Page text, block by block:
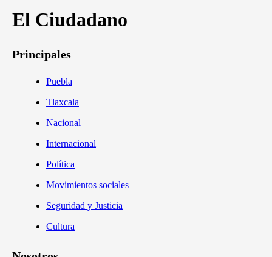
El Ciudadano
Principales
Puebla
Tlaxcala
Nacional
Internacional
Política
Movimientos sociales
Seguridad y Justicia
Cultura